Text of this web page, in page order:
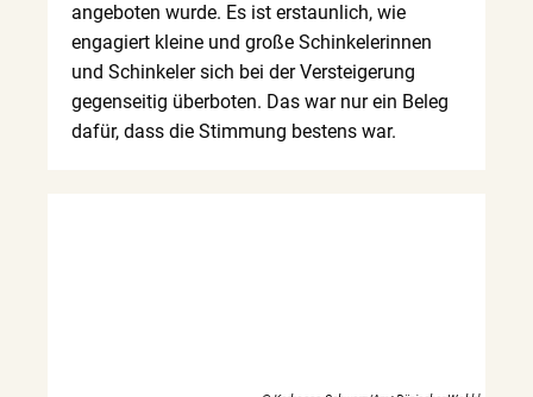
angeboten wurde. Es ist erstaunlich, wie
engagiert kleine und große Schinkelerinnen
und Schinkeler sich bei der Versteigerung
gegenseitig überboten. Das war nur ein Beleg
dafür, dass die Stimmung bestens war.